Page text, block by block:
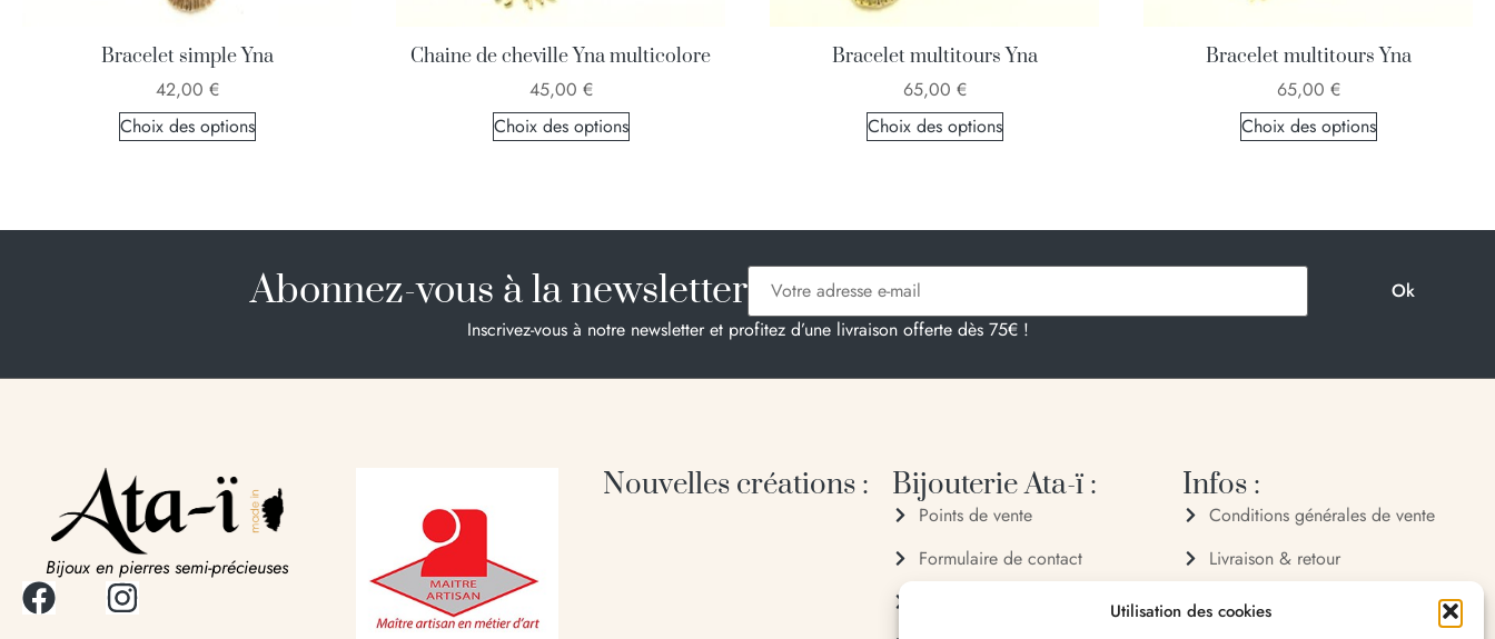
Utilisation des cookies
Bracelet simple Yna
42,00 €
Choix des options
Chaine de cheville Yna multicolore
45,00 €
Choix des options
Bracelet multitours Yna
65,00 €
Choix des options
Bracelet multitours Yna
65,00 €
Choix des options
Abonnez-vous à la newsletter
Inscrivez-vous à notre newsletter et profitez d’une livraison offerte dès 75€ !
Bijoux en pierres semi-précieuses
Nouvelles créations : Bijouterie Ata-ï :
Points de vente
Formulaire de contact
Infos :
Conditions générales de vente
Livraison & retour
Politique de confidentialité